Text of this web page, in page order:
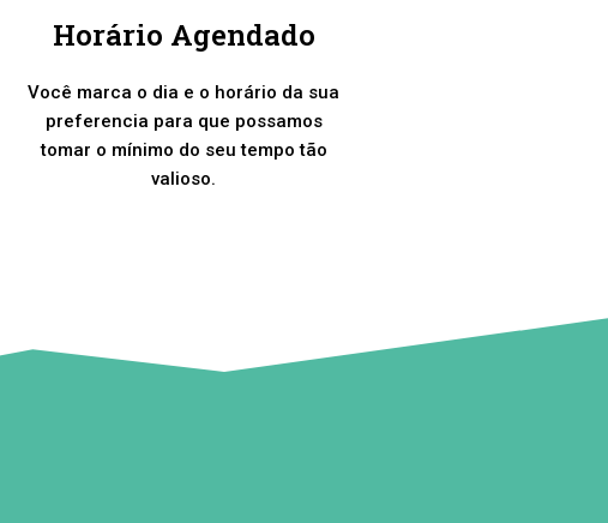
Horário Agendado
Você marca o dia e o horário da sua
preferencia para que possamos
tomar o mínimo do seu tempo tão
valioso.